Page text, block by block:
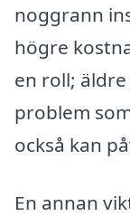
noggrann
högre
en roll;
problem
också kan
En annan